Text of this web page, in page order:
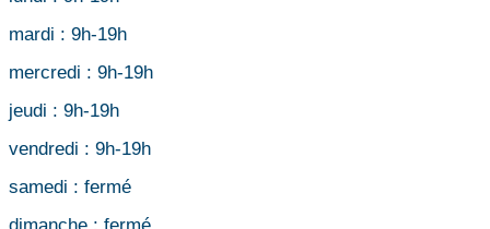
mardi : 9h-19h
mercredi : 9h-19h
jeudi : 9h-19h
vendredi : 9h-19h
samedi : fermé